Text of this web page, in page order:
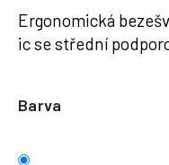
Ergonomická
ic se střední
Barva
cena: